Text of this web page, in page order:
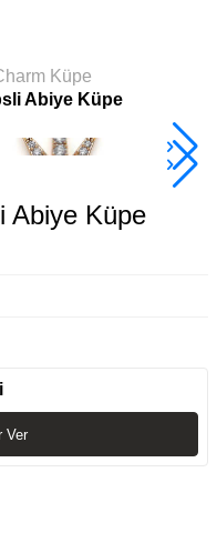
Küpe
Abiye Küpe
Abiye Küpe
Ver